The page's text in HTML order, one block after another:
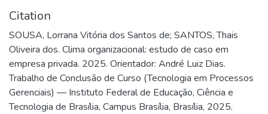
Citation
SOUSA, Lorrana Vitória dos Santos de; SANTOS, Thais
Oliveira dos. Clima organizacional: estudo de caso em
empresa privada. 2025. Orientador: André Luiz Dias.
Trabalho de Conclusão de Curso (Tecnologia em Processos
Gerenciais) — Instituto Federal de Educação, Ciência e
Tecnologia de Brasília, Campus Brasília, Brasília, 2025.